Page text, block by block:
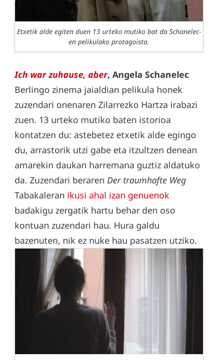
Etxetik alde egiten duen 13 urteko mutiko bat da Schanelec-
en pelikulako protagoista.
Ich war zuhause, aber, Angela Schanelec
Berlingo zinema jaialdian pelikula honek
zuzendari onenaren Zilarrezko Hartza irabazi
zuen. 13 urteko mutiko baten istorioa
kontatzen du: astebetez etxetik alde egingo
du, arrastorik utzi gabe eta itzultzen denean
amarekin daukan harremana guztiz aldatuko
da. Zuzendari beraren Der traumhafte Weg
Tabakaleran ikusi ahal izan genuenok
badakigu zergatik hartu behar den oso
kontuan zuzendari hau. Hura galdu
bazenuten, nik ez nuke hau pasatzen utziko.